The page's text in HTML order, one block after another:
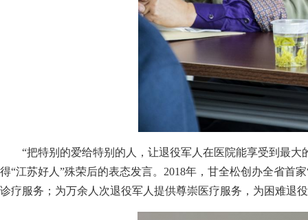
“把特别的爱给特别的人，让退役军人在医院能享受到最
得“江苏好人”殊荣后的表态发言。2018年，甘全松创办全省首
诊疗服务；为万余人次退役军人提供尊崇医疗服务，为困难退